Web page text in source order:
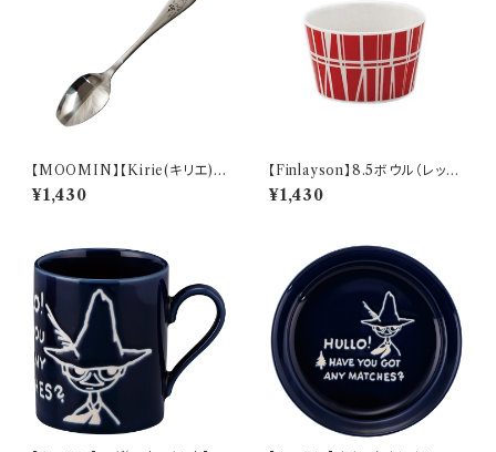
【MOOMIN】【Kirie(キリエ)】
すくいやすいスプーン（ムーミン）
【MM9000】MM9001-863
¥1,430
【Finlayson】8.5ボウル（レッ
ド）【コロナ】
¥1,430